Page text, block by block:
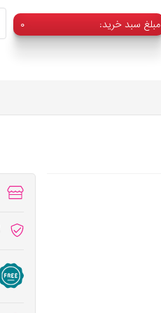
۰ :مبلغ سبد خرید